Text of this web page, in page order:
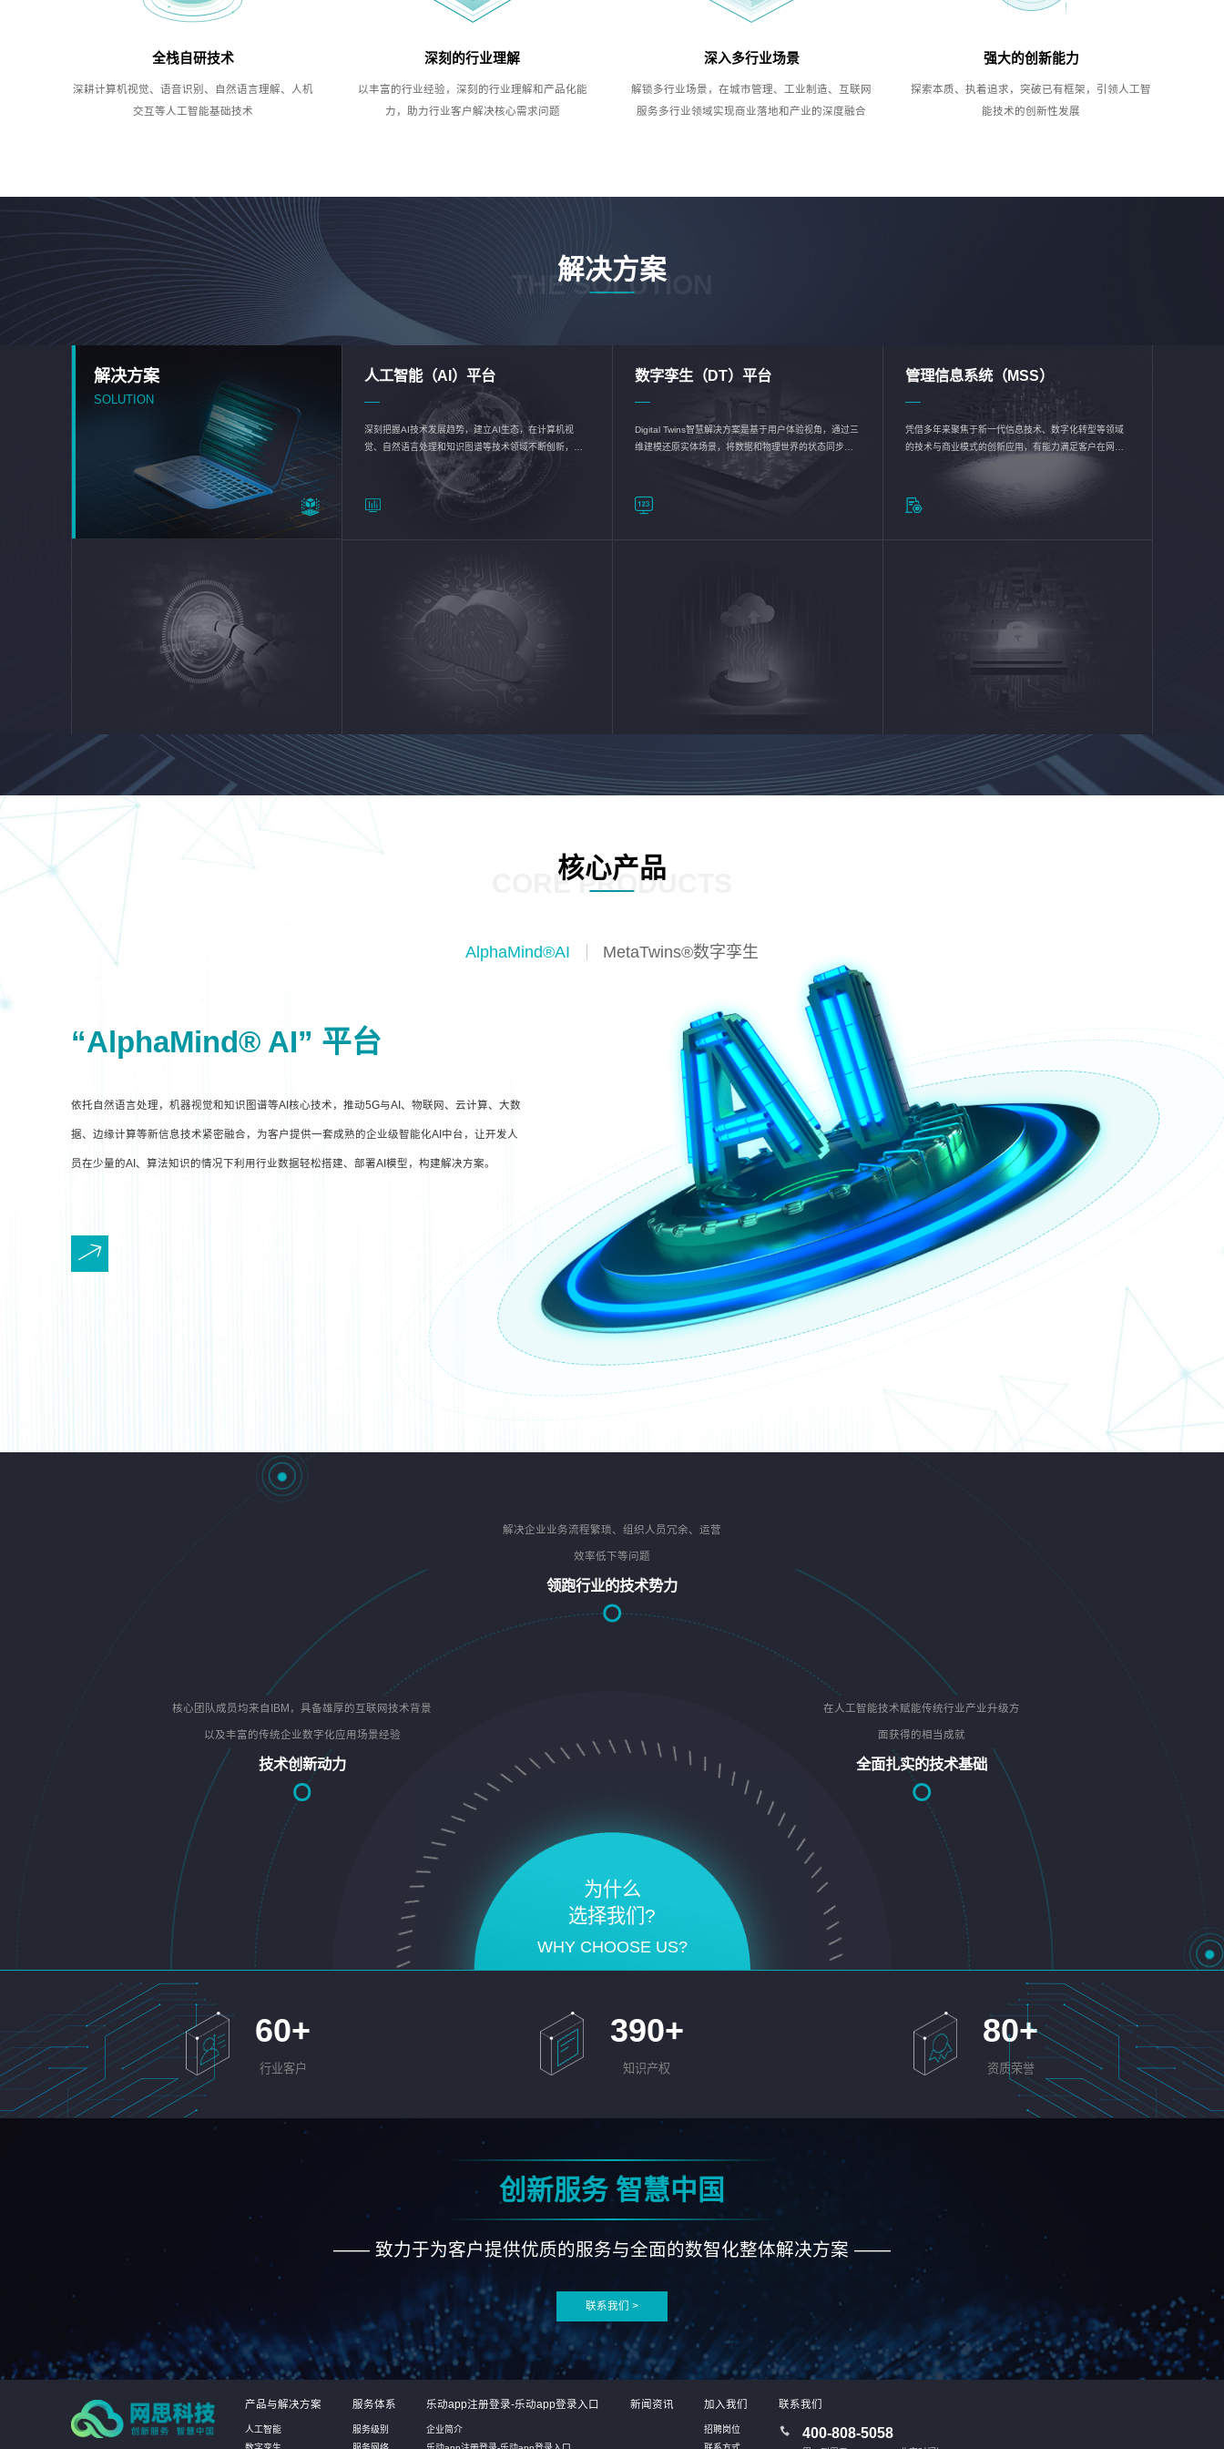
全栈自研技术
深耕计算机视觉、语音识别、自然语言理解、人机
交互等人工智能基础技术
深刻的行业理解
以丰富的行业经验，深刻的行业理解和产品化能
力，助力行业客户解决核心需求问题
深入多行业场景
解锁多行业场景，在城市管理、工业制造、互联网
服务多行业领域实现商业落地和产业的深度融合
强大的创新能力
探索本质、执着追求，突破已有框架，引领人工智
能技术的创新性发展
解决方案
THE SOLUTION
解决方案
SOLUTION
人工智能（AI）平台
深刻把握AI技术发展趋势，建立AI生态，在计算机视
觉、自然语言处理和知识图谱等技术领域不断创新，持
续优化企业数智化转型加速器—AlphaMind®AI能力开放
数字孪生（DT）平台
Digital Twins智慧解决方案是基于用户体验视角，通过三
维建模还原实体场景，将数据和物理世界的状态同步呈
现，使用户对关键数据有更直观的感受，推动各行业完
成智能化转型，实现新旧动能的转换
管理信息系统（MSS）
凭借多年来聚焦于新一代信息技术、数字化转型等领域
的技术与商业模式的创新应用，有能力满足客户在网络
优化、运营维护和信息安全防护等方面的需求，为客户
核心产品
CORE PRODUCTS
AlphaMind®AI MetaTwins®数字孪生
“AlphaMind® AI” 平台
依托自然语言处理，机器视觉和知识图谱等AI核心技术，推动5G与AI、物联网、云计算、大数
据、边缘计算等新信息技术紧密融合，为客户提供一套成熟的企业级智能化AI中台，让开发人
员在少量的AI、算法知识的情况下利用行业数据轻松搭建、部署AI模型，构建解决方案。
为什么
选择我们?
WHY CHOOSE US?
核心团队成员均来自IBM，具备雄厚的互联网技术背景
以及丰富的传统企业数字化应用场景经验
技术创新动力
解决企业业务流程繁琐、组织人员冗余、运营
效率低下等问题
领跑行业的技术势力
在人工智能技术赋能传统行业产业升级方
面获得的相当成就
全面扎实的技术基础
60+
行业客户
390+
知识产权
80+
资质荣誉
创新服务 智慧中国
—— 致力于为客户提供优质的服务与全面的数智化整体解决方案 ——
联系我们 >
产品与解决方案
人工智能
服务体系
服务级别
乐动app注册登录-乐动app登录入口
企业简介
新闻资讯 加入我们
招聘岗位
联系我们
400-808-5058